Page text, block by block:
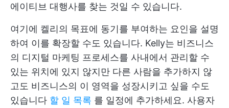
에이티브 대행사를 찾는 것일 수 있습니다.
여기에 켈리의 목표에 동기를 부여하는 요인을 설명
하여 이를 확장할 수도 있습니다. Kelly는 비즈니스
의 디지털 마케팅 프로세스를 사내에서 관리할 수
있는 위치에 있지 않지만 다른 사람을 추가하지 않
고도 비즈니스의 이 영역을 성장시키고 싶을 수도
있습니다 할 일 목록 를 일정에 추가하세요. 사용자